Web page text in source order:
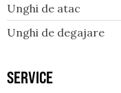
Unghi de atac
Unghi de degajare
SERVICE